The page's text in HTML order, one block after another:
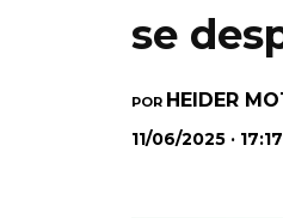
se
POR HEIDER
11/06/2025 · 17:17